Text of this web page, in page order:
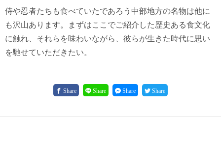
侍や忍者たちも食べていたであろう中部地方の名物は他に
も沢山あります。まずはここでご紹介した歴史ある食文化
に触れ、それらを味わいながら、彼らが生きた時代に思い
を馳せていただきたい。
Share Share Share Share